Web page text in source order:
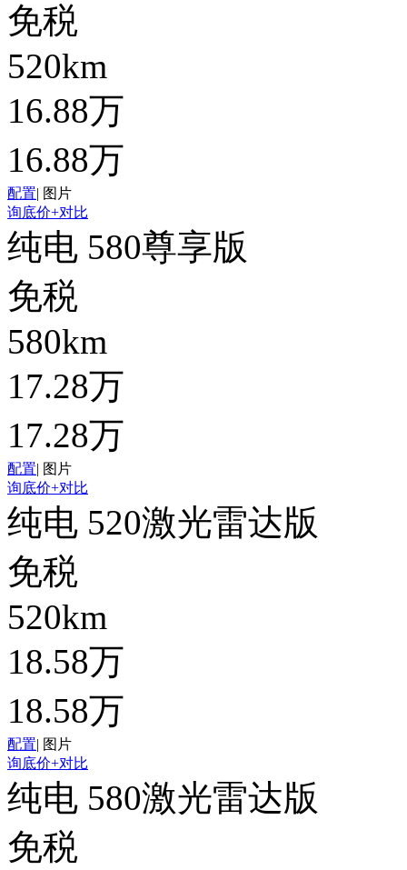
免税
520km
16.88万
16.88万
配置| 图片
询底价+对比
纯电 580尊享版
免税
580km
17.28万
17.28万
配置| 图片
询底价+对比
纯电 520激光雷达版
免税
520km
18.58万
18.58万
配置| 图片
询底价+对比
纯电 580激光雷达版
免税